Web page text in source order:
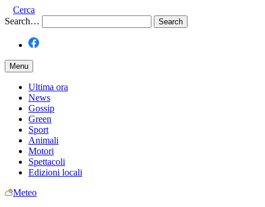
Cerca
Search…
Menu
Ultima ora
News
Gossip
Green
Sport
Animali
Motori
Spettacoli
Edizioni locali
Meteo